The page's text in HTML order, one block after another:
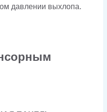
давлении выхлопа.